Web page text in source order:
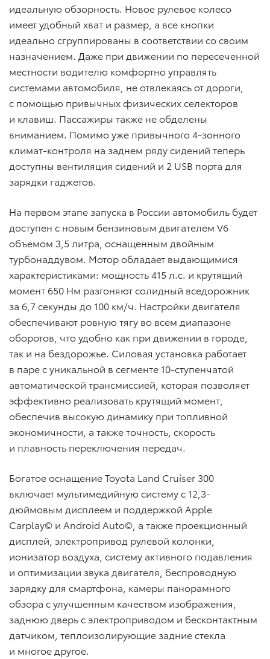
идеальную обзорность. Новое рулевое колесо
имеет удобный хват и размер, а все кнопки
идеально сгруппированы в соответствии со своим
назначением. Даже при движении по пересеченной
местности водителю комфортно управлять
системами автомобиля, не отвлекаясь от дороги,
с помощью привычных физических селекторов
и клавиш. Пассажиры также не обделены
вниманием. Помимо уже привычного 4-зонного
климат-контроля на заднем ряду сидений теперь
доступны вентиляция сидений и 2 USB порта для
зарядки гаджетов.
На первом этапе запуска в России автомобиль будет
доступен с новым бензиновым двигателем V6
объемом 3,5 литра, оснащенным двойным
турбонаддувом. Мотор обладает выдающимися
характеристиками: мощность 415 л.с. и крутящий
момент 650 Нм разгоняют солидный вседорожник
за 6,7 секунды до 100 км/ч. Настройки двигателя
обеспечивают ровную тягу во всем диапазоне
оборотов, что удобно как при движении в городе,
так и на бездорожье. Силовая установка работает
в паре с уникальной в сегменте 10-ступенчатой
автоматической трансмиссией, которая позволяет
эффективно реализовать крутящий момент,
обеспечив высокую динамику при топливной
экономичности, а также точность, скорость
и плавность переключения передач.
Богатое оснащение Toyota Land Cruiser 300
включает мультимедийную систему с 12,3-
дюймовым дисплеем и поддержкой Apple
Carplay© и Android Auto©, а также проекционный
дисплей, электропривод рулевой колонки,
ионизатор воздуха, систему активного подавления
и оптимизации звука двигателя, беспроводную
зарядку для смартфона, камеры панорамного
обзора c улучшенным качеством изображения,
заднюю дверь с электроприводом и бесконтактным
датчиком, теплоизолирующие задние стекла
и многое другое.